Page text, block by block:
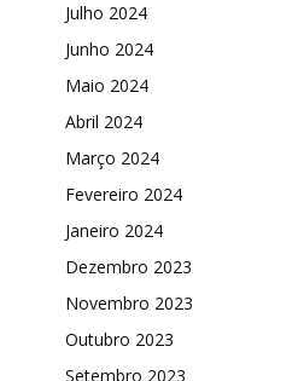
Julho 2024
Junho 2024
Maio 2024
Abril 2024
Março 2024
Fevereiro 2024
Janeiro 2024
Dezembro 2023
Novembro 2023
Outubro 2023
Setembro 2023